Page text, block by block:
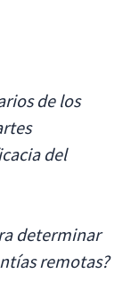
de los
del
determinar
remotas?